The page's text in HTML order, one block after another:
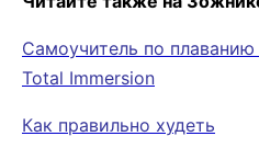
Самоучитель по
Total Immersion
Как правильно худеть